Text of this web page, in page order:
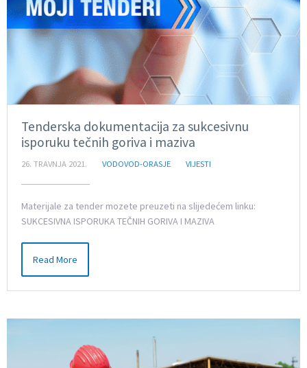
Tenderska dokumentacija za sukcesivnu
isporuku tečnih goriva i maziva
26. TRAVNJA 2021. VODOVOD-ORASJE VIJESTI
Materijale za tender mozete preuzeti na slijedećem linku:
SUKCESIVNA ISPORUKA TEČNIH GORIVA I MAZIVA
Read More